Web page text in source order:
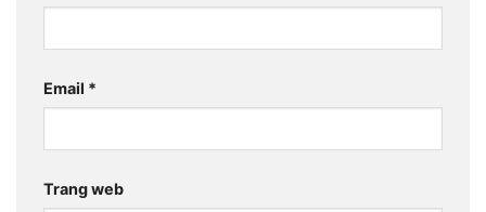
Email *
Trang web